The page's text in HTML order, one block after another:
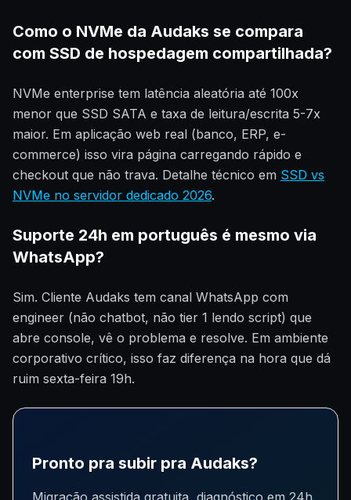
Como o NVMe da Audaks se compara
com SSD de hospedagem compartilhada?
NVMe enterprise tem latência aleatória até 100x
menor que SSD SATA e taxa de leitura/escrita 5-7x
maior. Em aplicação web real (banco, ERP, e-
commerce) isso vira página carregando rápido e
checkout que não trava. Detalhe técnico em SSD vs
NVMe no servidor dedicado 2026.
Suporte 24h em português é mesmo via
WhatsApp?
Sim. Cliente Audaks tem canal WhatsApp com
engineer (não chatbot, não tier 1 lendo script) que
abre console, vê o problema e resolve. Em ambiente
corporativo crítico, isso faz diferença na hora que dá
ruim sexta-feira 19h.
Pronto pra subir pra Audaks?
Migração assistida gratuita, diagnóstico em 24h,